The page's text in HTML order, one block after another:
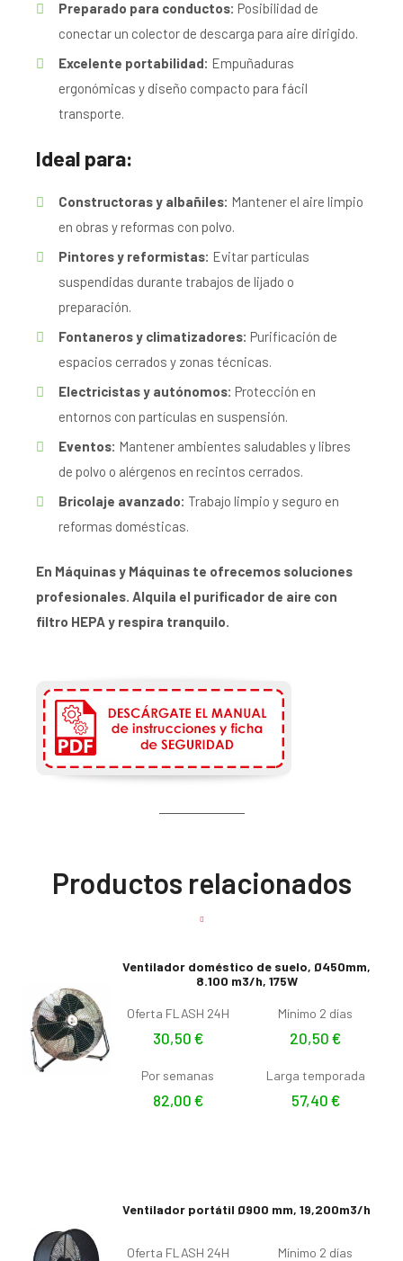
Preparado para conductos: Posibilidad de
conectar un colector de descarga para aire dirigido.
Excelente portabilidad: Empuñaduras
ergonómicas y diseño compacto para fácil
transporte.
Ideal para:
Constructoras y albañiles: Mantener el aire limpio
en obras y reformas con polvo.
Pintores y reformistas: Evitar partículas
suspendidas durante trabajos de lijado o
preparación.
Fontaneros y climatizadores: Purificación de
espacios cerrados y zonas técnicas.
Electricistas y autónomos: Protección en
entornos con partículas en suspensión.
Eventos: Mantener ambientes saludables y libres
de polvo o alérgenos en recintos cerrados.
Bricolaje avanzado: Trabajo limpio y seguro en
reformas domésticas.
En Máquinas y Máquinas te ofrecemos soluciones
profesionales. Alquila el purificador de aire con
filtro HEPA y respira tranquilo.
Productos relacionados
Ventilador doméstico de suelo, Ø450mm,
8.100 m3/h, 175W
Oferta FLASH 24H
30,50 €
Mínimo 2 días
20,50 €
Por semanas
82,00 €
Larga temporada
57,40 €
Ventilador portátil Ø900 mm, 19,200m3/h
Oferta FLASH 24H Mínimo 2 días